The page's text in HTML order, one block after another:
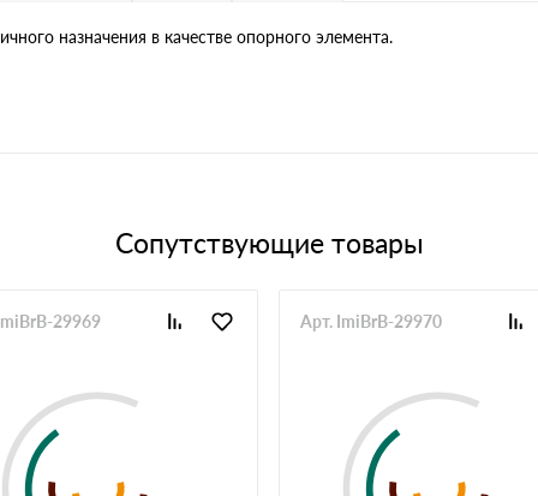
назначения в качестве опорного элемента.
Сопутствующие товары
29969 Арт. ImiBrB-29970